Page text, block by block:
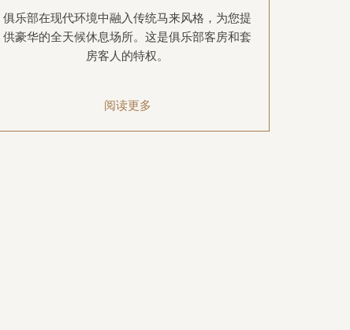
俱乐部在现代环境中融入传统马来风格，为您提
供豪华的全天候休息场所。这是俱乐部客房和套
房客人的特权。
阅读更多